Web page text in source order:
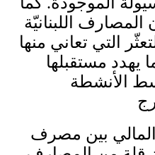
المصارف اللبنانيّة
التي تعاني منها
يهدد مستقبلها
الأنشطة
المالي بين مصرف